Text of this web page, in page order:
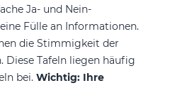
Ja- und Nein-
Fülle an Informationen.
die Stimmigkeit der
Diese Tafeln liegen häufig
bei. Wichtig: Ihre